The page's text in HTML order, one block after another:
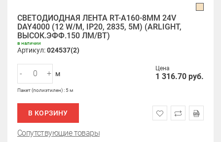
СВЕТОДИОДНАЯ ЛЕНТА RT-A160-8MM 24V
DAY4000 (12 W/M, IP20, 2835, 5M) (ARLIGHT,
ВЫСОК.ЭФФ.150 ЛМ/ВТ)
в наличии
Артикул:024537(2)
Цена
1 316.70 руб.
- + м
Пакет (полиэтилен) : 5 м
В КОРЗИНУ
Сопутствующие товары